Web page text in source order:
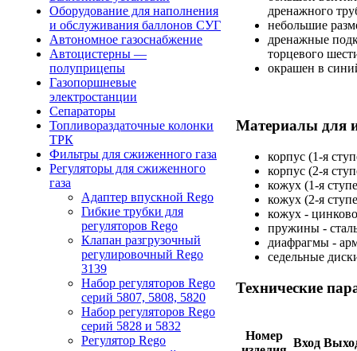
Оборудование для наполнения
и обслуживания баллонов СУГ
Автономное газоснабжение
Автоцистерны —
полуприцепы
Газопоршневые
электростанции
Сепараторы
Топливораздаточные колонки
ТРК
Фильтры для сжиженного газа
Регуляторы для сжиженного
газа
Адаптер впускной Rego
Гибкие трубки для
регуляторов Rego
Клапан разгрузочный
регулировочный Rego
3139
Набор регуляторов Rego
серий 5807, 5808, 5820
Набор регуляторов Rego
серий 5828 и 5832
Регулятор Rego
дренажного
небольшие
дренажные
торцевого
окрашен в
Материалы для
корпус (1-я
корпус (2-я
кожух (1-я
кожух (2-я
кожух -
пружины -
диафрагмы -
седельные
Технические
Номер
Вход